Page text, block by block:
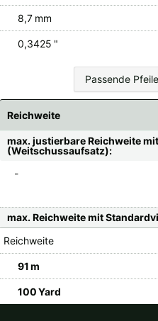
8,7 mm
0,3425 "
Passende
Reichweite
max. justierbare Reichweite
(Weitschussaufsatz):
-
max. Reichweite mit
Reichweite
91 m
100 Yard